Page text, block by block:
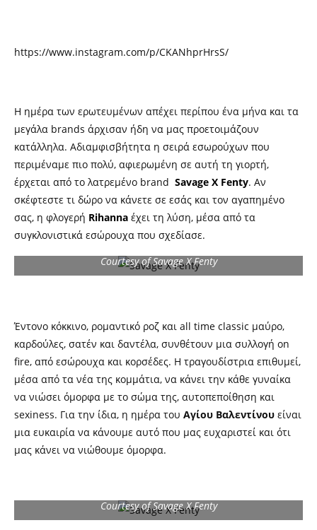
https://www.instagram.com/p/CKANhprHrsS/
Η ημέρα των ερωτευμένων απέχει περίπου ένα μήνα και τα
μεγάλα brands άρχισαν ήδη να μας προετοιμάζουν
κατάλληλα. Αδιαμφισβήτητα η σειρά εσωρούχων που
περιμέναμε πιο πολύ, αφιερωμένη σε αυτή τη γιορτή,
έρχεται από το λατρεμένο brand Savage X Fenty. Αν
σκέφτεστε τι δώρο να κάνετε σε εσάς και τον αγαπημένο
σας, η φλογερή Rihanna έχει τη λύση, μέσα από τα
συγκλονιστικά εσώρουχα που σχεδίασε.
Courtesy of Savage X Fenty
Έντονο κόκκινο, ρομαντικό ροζ και all time classic μαύρο,
καρδούλες, σατέν και δαντέλα, συνθέτουν μια συλλογή on
fire, από εσώρουχα και κορσέδες. Η τραγουδίστρια επιθυμεί,
μέσα από τα νέα της κομμάτια, να κάνει την κάθε γυναίκα
να νιώσει όμορφα με το σώμα της, αυτοπεποίθηση και
sexiness. Για την ίδια, η ημέρα του Αγίου Βαλεντίνου είναι
μια ευκαιρία να κάνουμε αυτό που μας ευχαριστεί και ότι
μας κάνει να νιώθουμε όμορφα.
Courtesy of Savage X Fenty